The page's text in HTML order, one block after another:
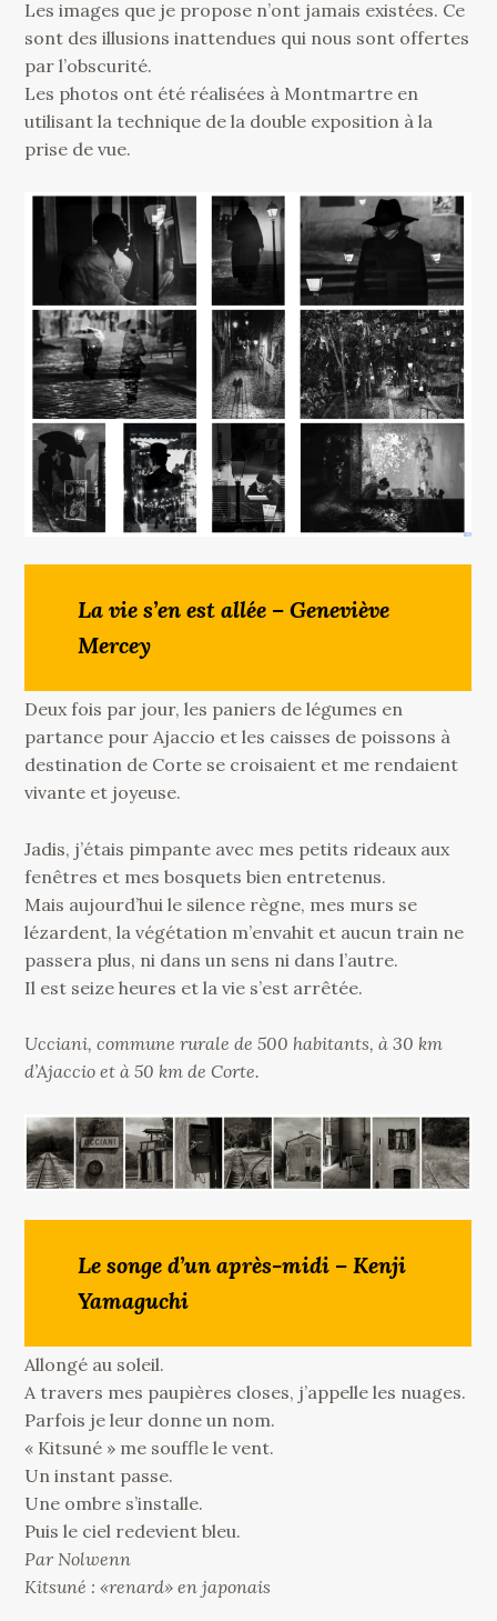
Les images que je propose n’ont jamais existées. Ce
sont des illusions inattendues qui nous sont offertes
par l’obscurité.
Les photos ont été réalisées à Montmartre en
utilisant la technique de la double exposition à la
prise de vue.
La vie s’en est allée – Geneviève
Mercey
Deux fois par jour, les paniers de légumes en
partance pour Ajaccio et les caisses de poissons à
destination de Corte se croisaient et me rendaient
vivante et joyeuse.
Jadis, j’étais pimpante avec mes petits rideaux aux
fenêtres et mes bosquets bien entretenus.
Mais aujourd’hui le silence règne, mes murs se
lézardent, la végétation m’envahit et aucun train ne
passera plus, ni dans un sens ni dans l’autre.
Il est seize heures et la vie s’est arrêtée.
Ucciani, commune rurale de 500 habitants, à 30 km
d’Ajaccio et à 50 km de Corte.
Le songe d’un après-midi – Kenji
Yamaguchi
Allongé au soleil.
A travers mes paupières closes, j’appelle les nuages.
Parfois je leur donne un nom.
« Kitsuné » me souffle le vent.
Un instant passe.
Une ombre s’installe.
Puis le ciel redevient bleu.
Par Nolwenn
Kitsuné : «renard» en japonais